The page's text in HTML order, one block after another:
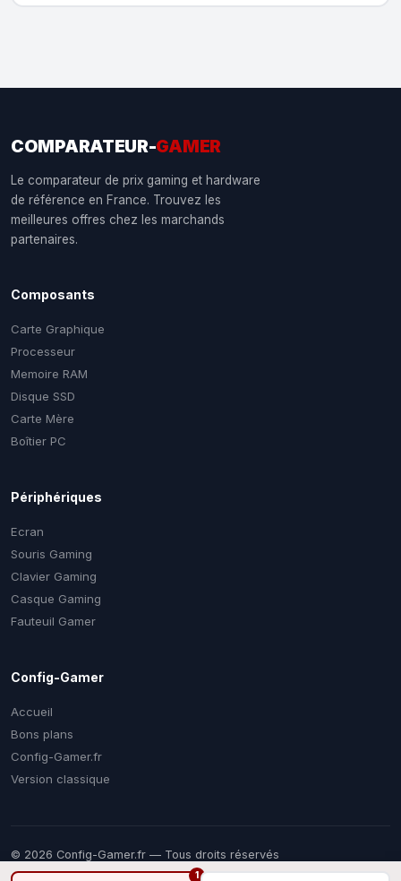
1
COMPARATEUR-GAMER
Le comparateur de prix gaming et hardware
de référence en France. Trouvez les
meilleures offres chez les marchands
partenaires.
Composants
Carte Graphique
Processeur
Memoire RAM
Disque SSD
Carte Mère
Boîtier PC
Périphériques
Ecran
Souris Gaming
Clavier Gaming
Casque Gaming
Fauteuil Gamer
Config-Gamer
Accueil
Bons plans
Config-Gamer.fr
Version classique
© 2026 Config-Gamer.fr — Tous droits réservés
Prix mis à jour régulièrement. Certains liens sont des liens